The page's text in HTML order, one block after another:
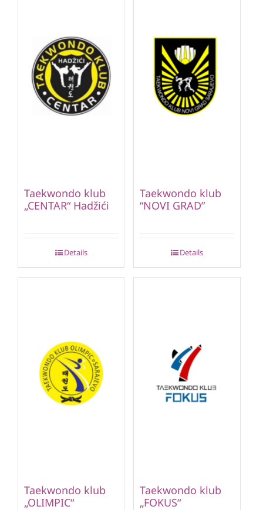
Taekwondo klub
„CENTAR“ Hadžići
Details
Taekwondo klub
“NOVI GRAD”
Details
Taekwondo klub
„OLIMPIC“
Taekwondo klub
„FOKUS“